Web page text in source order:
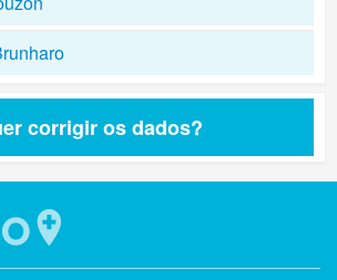
corrigir os dados?